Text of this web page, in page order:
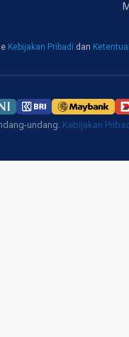
Kebijakan Pribadi dan
undang. Kebijakan